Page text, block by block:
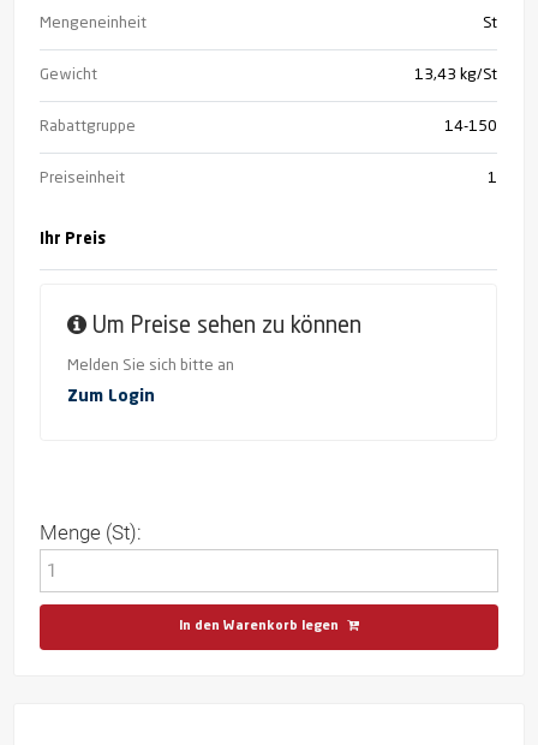
Mengeneinheit St
Gewicht 13,43 kg/St
Rabattgruppe 14-150
Preiseinheit 1
Ihr Preis
Um Preise sehen zu können
Melden Sie sich bitte an
Zum Login
Menge (St):
In den Warenkorb legen